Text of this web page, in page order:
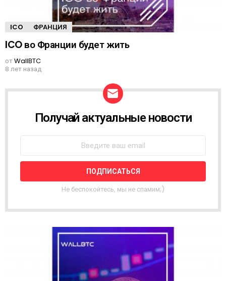
ICO ФРАНЦИЯ
ICO во Франции будет жить
отWallBTC
8 лет назад
В
С
Т
Н
Р
Получай актуальные новости
Не беспокойтесь, мы не спамим;)